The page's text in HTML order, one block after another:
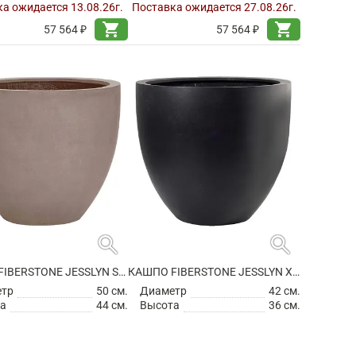
ожидается 13.08.26г.
57 564 ₽
shopping_cart
Поставка ожидается 27.08.26г.
57 564 ₽
shopping_cart
search
КАШПО FIBERSTONE JESSLYN S, TAUPE
50 см.
44 см.
search
КАШПО FIBERSTONE JESSLYN XS BLACK
Диаметр
42 см.
Высота
36 см.